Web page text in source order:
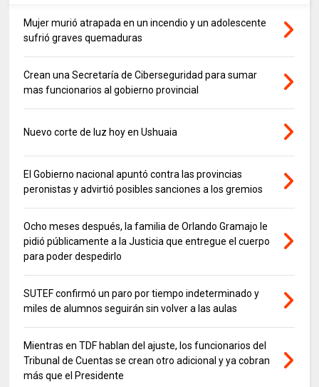
Mujer murió atrapada en un incendio y un adolescente
sufrió graves quemaduras
Crean una Secretaría de Ciberseguridad para sumar
mas funcionarios al gobierno provincial
Nuevo corte de luz hoy en Ushuaia
El Gobierno nacional apuntó contra las provincias
peronistas y advirtió posibles sanciones a los gremios
Ocho meses después, la familia de Orlando Gramajo le
pidió públicamente a la Justicia que entregue el cuerpo
para poder despedirlo
SUTEF confirmó un paro por tiempo indeterminado y
miles de alumnos seguirán sin volver a las aulas
Mientras en TDF hablan del ajuste, los funcionarios del
Tribunal de Cuentas se crean otro adicional y ya cobran
más que el Presidente